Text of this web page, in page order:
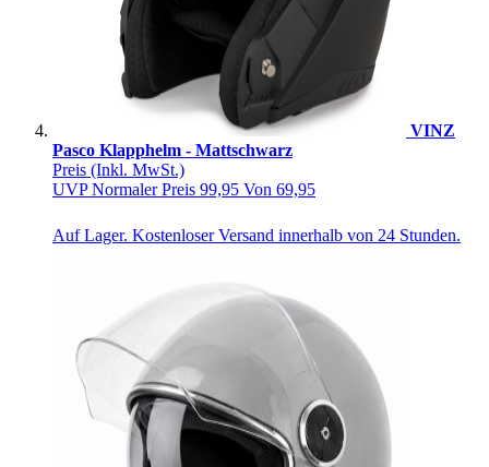
VINZ
Pasco Klapphelm - Mattschwarz
Preis (Inkl. MwSt.)
UVPNormaler Preis 99,95 Von 69,95
Auf Lager. Kostenloser Versand innerhalb von 24 Stunden.